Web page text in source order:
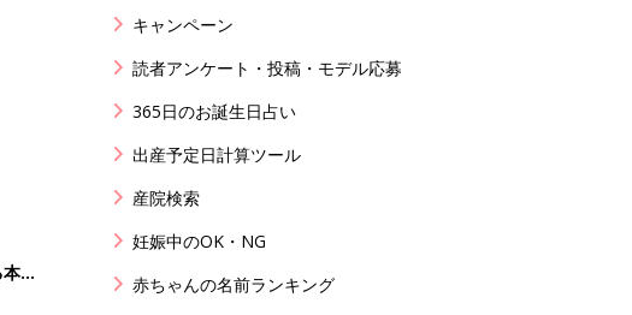
キャンペーン
読者アンケート・投稿・モデル応募
365日のお誕生日占い
出産予定日計算ツール
産院検索
妊娠中のOK・NG
赤ちゃんの名前ランキング